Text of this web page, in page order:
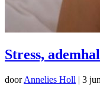
Stress,
doorAnnelies Holl | 3